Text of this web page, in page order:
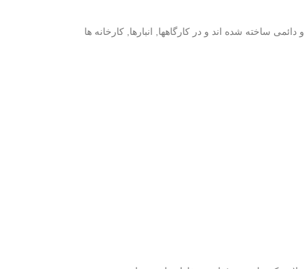
ساخته شده اند و در کارگاهها, انبارها, کارخانه ها